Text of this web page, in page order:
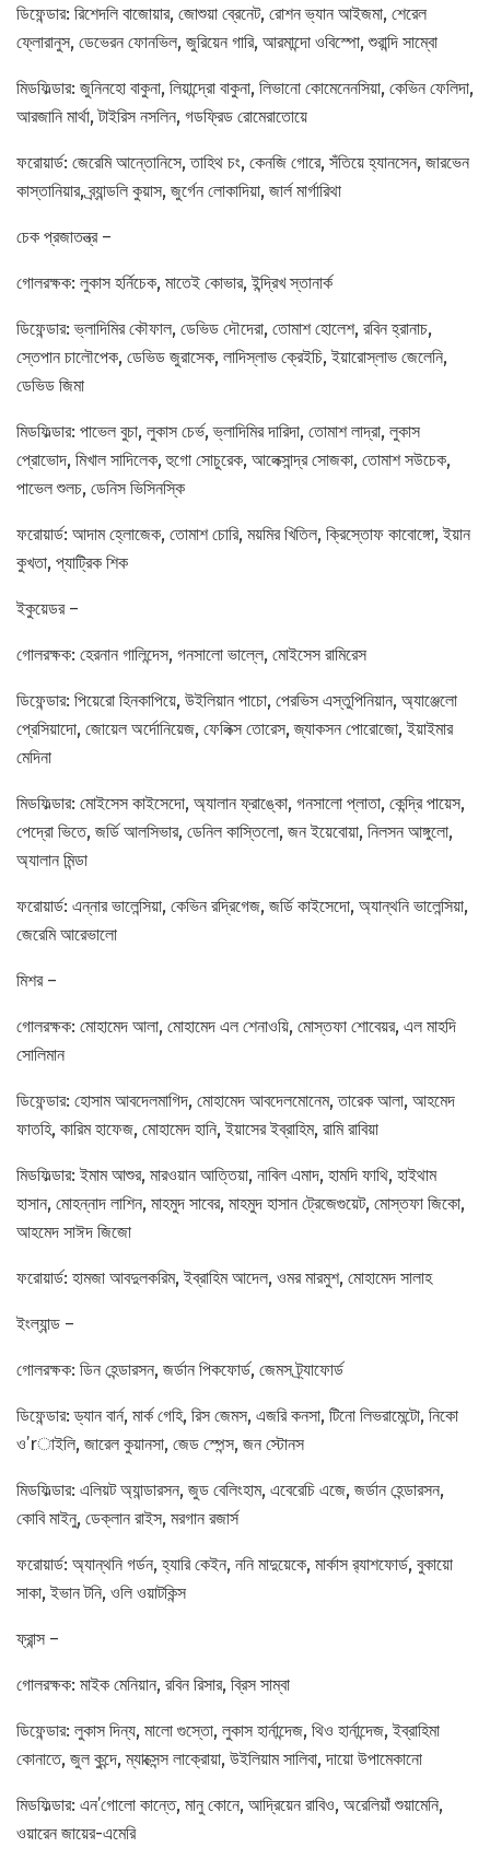
ডিফেন্ডার: রিশেদলি বাজোয়ার, জোশুয়া ব্রেনেট, রোশন ভ্যান আইজমা, শেরেল
ফ্লোরানুস, ডেভেরন ফোনভিল, জুরিয়েন গারি, আরমান্দো ওবিস্পো, শুরান্দি সাম্বো
মিডফিল্ডার: জুনিনহো বাকুনা, লিয়ান্দ্রো বাকুনা, লিভানো কোমেনেনসিয়া, কেভিন ফেলিদা,
আরজানি মার্থা, টাইরিস নসলিন, গডফ্রিড রোমেরাতোয়ে
ফরোয়ার্ড: জেরেমি আন্তোনিসে, তাহিথ চং, কেনজি গোরে, সঁতিয়ে হ্যানসেন, জারভেন
কাস্তানিয়ার, ব্র্যান্ডলি কুয়াস, জুর্গেন লোকাদিয়া, জার্ল মার্গারিথা
চেক প্রজাতন্ত্র –
গোলরক্ষক: লুকাস হর্নিচেক, মাতেই কোভার, ইন্দ্রিখ স্তানার্ক
ডিফেন্ডার: ভ্লাদিমির কৌফাল, ডেভিড দৌদেরা, তোমাশ হোলেশ, রবিন হ্রানাচ,
স্তেপান চালৌপেক, ডেভিড জুরাসেক, লাদিস্লাভ ক্রেইচি, ইয়ারোস্লাভ জেলেনি,
ডেভিড জিমা
মিডফিল্ডার: পাভেল বুচা, লুকাস চের্ভ, ভ্লাদিমির দারিদা, তোমাশ লাদ্রা, লুকাস
প্রোভোদ, মিখাল সাদিলেক, হুগো সোচুরেক, আলেক্সান্দ্র সোজকা, তোমাশ সউচেক,
পাভেল শুলচ, ডেনিস ভিসিনস্কি
ফরোয়ার্ড: আদাম হ্লোজেক, তোমাশ চোরি, ময়মির খিতিল, ক্রিস্তোফ কাবোঙ্গো, ইয়ান
কুখতা, প্যাট্রিক শিক
ইকুয়েডর –
গোলরক্ষক: হেরনান গালিন্দেস, গনসালো ভাল্লে, মোইসেস রামিরেস
ডিফেন্ডার: পিয়েরো হিনকাপিয়ে, উইলিয়ান পাচো, পেরভিস এস্তুপিনিয়ান, অ্যাঞ্জেলো
প্রেসিয়াদো, জোয়েল অর্দোনিয়েজ, ফেলিক্স তোরেস, জ্যাকসন পোরোজো, ইয়াইমার
মেদিনা
মিডফিল্ডার: মোইসেস কাইসেদো, অ্যালান ফ্রাঙ্কো, গনসালো প্লাতা, কেন্দ্রি পায়েস,
পেদ্রো ভিতে, জর্ডি আলসিভার, ডেনিল কাস্তিলো, জন ইয়েবোয়া, নিলসন আঙ্গুলো,
অ্যালান মিন্ডা
ফরোয়ার্ড: এন্নার ভালেন্সিয়া, কেভিন রদ্রিগেজ, জর্ডি কাইসেদো, অ্যান্থনি ভালেন্সিয়া,
জেরেমি আরেভালো
মিশর –
গোলরক্ষক: মোহামেদ আলা, মোহামেদ এল শেনাওয়ি, মোস্তফা শোবেয়র, এল মাহদি
সোলিমান
ডিফেন্ডার: হোসাম আবদেলমাগিদ, মোহামেদ আবদেলমোনেম, তারেক আলা, আহমেদ
ফাতহি, কারিম হাফেজ, মোহামেদ হানি, ইয়াসের ইব্রাহিম, রামি রাবিয়া
মিডফিল্ডার: ইমাম আশুর, মারওয়ান আত্তিয়া, নাবিল এমাদ, হামদি ফাথি, হাইথাম
হাসান, মোহন্নাদ লাশিন, মাহমুদ সাবের, মাহমুদ হাসান ট্রেজেগুয়েট, মোস্তফা জিকো,
আহমেদ সাঈদ জিজো
ফরোয়ার্ড: হামজা আবদুলকরিম, ইব্রাহিম আদেল, ওমর মারমুশ, মোহামেদ সালাহ
ইংল্যান্ড –
গোলরক্ষক: ডিন হেন্ডারসন, জর্ডান পিকফোর্ড, জেমস ট্র্যাফোর্ড
ডিফেন্ডার: ড্যান বার্ন, মার্ক গেহি, রিস জেমস, এজরি কনসা, টিনো লিভরামেন্টো, নিকো
ও’rাইলি, জারেল কুয়ানসা, জেড স্পেন্স, জন স্টোনস
মিডফিল্ডার: এলিয়ট অ্যান্ডারসন, জুড বেলিংহাম, এবেরেচি এজে, জর্ডান হেন্ডারসন,
কোবি মাইনু, ডেক্লান রাইস, মরগান রজার্স
ফরোয়ার্ড: অ্যান্থনি গর্ডন, হ্যারি কেইন, ননি মাদুয়েকে, মার্কাস র‍্যাশফোর্ড, বুকায়ো
সাকা, ইভান টনি, ওলি ওয়াটকিন্স
ফ্রান্স –
গোলরক্ষক: মাইক মেনিয়ান, রবিন রিসার, ব্রিস সাম্বা
ডিফেন্ডার: লুকাস দিন্য, মালো গুস্তো, লুকাস হার্নান্দেজ, থিও হার্নান্দেজ, ইব্রাহিমা
কোনাতে, জুল কুন্দে, ম্যাক্সেন্স লাক্রোয়া, উইলিয়াম সালিবা, দায়ো উপামেকানো
মিডফিল্ডার: এন’গোলো কান্তে, মানু কোনে, আদ্রিয়েন রাবিও, অরেলিয়াঁ শুয়ামেনি,
ওয়ারেন জায়ের-এমেরি